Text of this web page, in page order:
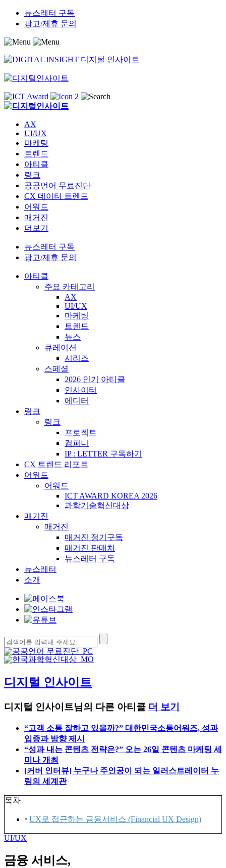
Skip
content
뉴스레터 구독
광고/제휴 문의
AX
UI/UX
마케팅
트렌드
아티클
링크
공공언어 무료진단
CX 데이터 트렌드
어워드
매거진
더보기
뉴스레터 구독
광고/제휴 문의
아티클
주요 카테고리
AX
UI/UX
마케팅
트렌드
뉴스
큐레이션
시리즈
스페셜
2026 인기 아티클
인사이터
에디터
링크
링크
프로젝트
컴퍼니
IP : LETTER 구독하기
CX 트렌드 리포트
어워드
어워드
ICT AWARD KOREA 2026
과학기술혁신대상
매거진
매거진
매거진 정기구독
매거진 판매처
뉴스레터 구독
뉴스레터
소개
검
색:
디지털 인사이트
디지털 인사이트님의 다른 아티클 더 보기
“고객 소통 잘하고 있을까?” 대한민국소통어워즈, 성과
입증과 방향 제시
“성과 내는 콘텐츠 전략은?” 오는 26일 콘텐츠 마케팅 세
미나 개최
[커버 인터뷰] 누구나 주인공이 되는 일러스트레이터 누
림의 세계관
목차
UX로 접근하는 금융서비스 (Financial UX Design)
UI/UX
금융 서비스,